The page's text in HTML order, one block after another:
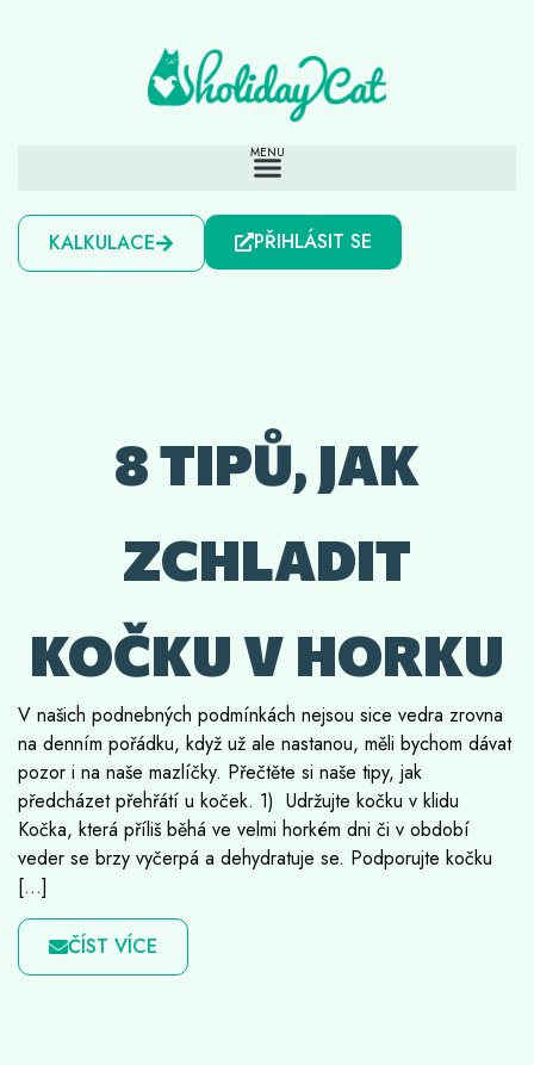
KALKULACE PŘIHLÁSIT SE
8 TIPŮ, JAK
ZCHLADIT
KOČKU V HORKU
V našich podnebných podmínkách nejsou sice vedra zrovna
na denním pořádku, když už ale nastanou, měli bychom dávat
pozor i na naše mazlíčky. Přečtěte si naše tipy, jak
předcházet přehřátí u koček. 1) Udržujte kočku v klidu
Kočka, která příliš běhá ve velmi horkém dni či v období
veder se brzy vyčerpá a dehydratuje se. Podporujte kočku
[…]
ČÍST VÍCE